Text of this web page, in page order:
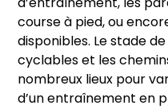
course à pied, ou
disponibles. Le stade de
cyclables et les
nombreux lieux pour
d’un entraînement en